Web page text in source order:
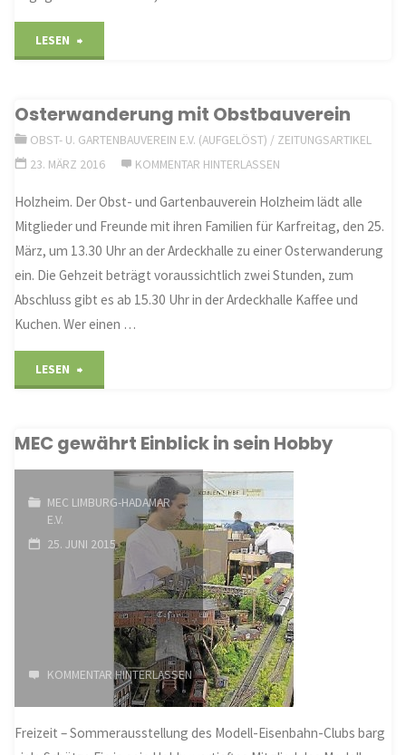
LESEN
zu
fest
mit
der
Wehr
Osterwanderung mit Obstbauverein
OBST- U. GARTENBAUVEREIN E.V. (AUFGELÖST) / ZEITUNGSARTIKEL
23. MÄRZ 2016
KOMMENTAR HINTERLASSEN
Holzheim. Der Obst- und Gartenbauverein Holzheim lädt alle
Mitglieder und Freunde mit ihren Familien für Karfreitag, den 25.
März, um 13.30 Uhr an der Ardeckhalle zu einer Osterwanderung
ein. Die Gehzeit beträgt voraussichtlich zwei Stunden, zum
Abschluss gibt es ab 15.30 Uhr in der Ardeckhalle Kaffee und
Kuchen. Wer einen …
LESEN
Obstbauverein"
MEC gewährt Einblick in sein Hobby
MEC LIMBURG-HADAMAR
E.V.
25. JUNI 2015
KOMMENTAR HINTERLASSEN
Freizeit – Sommerausstellung des Modell-Eisenbahn-Clubs barg